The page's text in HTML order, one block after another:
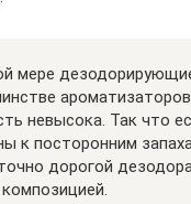
мере
невысока. Так что
к посторонним
дорогой